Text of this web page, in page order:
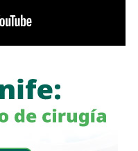
régimen acumulaba
, muchos de provincias
entrenamiento para el
. Llegaron al invierno con
a veces abandonados